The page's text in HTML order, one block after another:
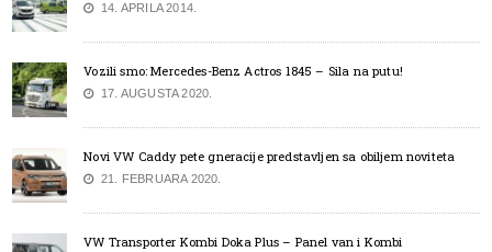
14. APRILA 2014.
Vozili smo: Mercedes-Benz Actros 1845 – Sila na putu!
17. AUGUSTA 2020.
Novi VW Caddy pete gneracije predstavljen sa obiljem noviteta
21. FEBRUARA 2020.
VW Transporter Kombi Doka Plus – Panel van i Kombi